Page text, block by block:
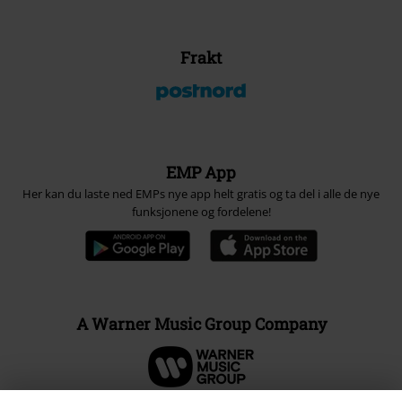
Frakt
EMP App
Her kan du laste ned EMPs nye app helt gratis og ta del i alle de nye
funksjonene og fordelene!
A Warner Music Group Company